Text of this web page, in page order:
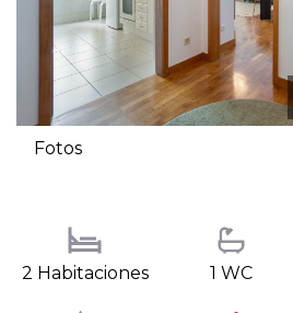
Fotos
2 Habitaciones 1 WC